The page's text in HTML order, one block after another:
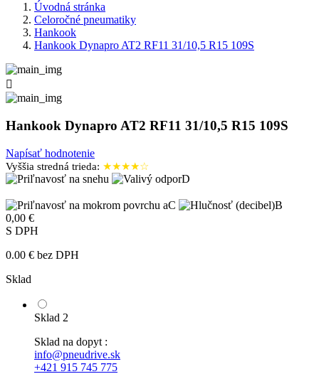
Úvodná stránka
Celoročné pneumatiky
Hankook
Hankook Dynapro AT2 RF11 31/10,5 R15 109S

Hankook Dynapro AT2 RF11 31/10,5 R15 109S
Napísať hodnotenie
Vyššia stredná trieda: ★★★★☆
D
C
B
0,00 €
S DPH
0.00 € bez DPH
Sklad
Sklad 2
Sklad na dopyt :
info@pneudrive.sk
+421 915 745 775